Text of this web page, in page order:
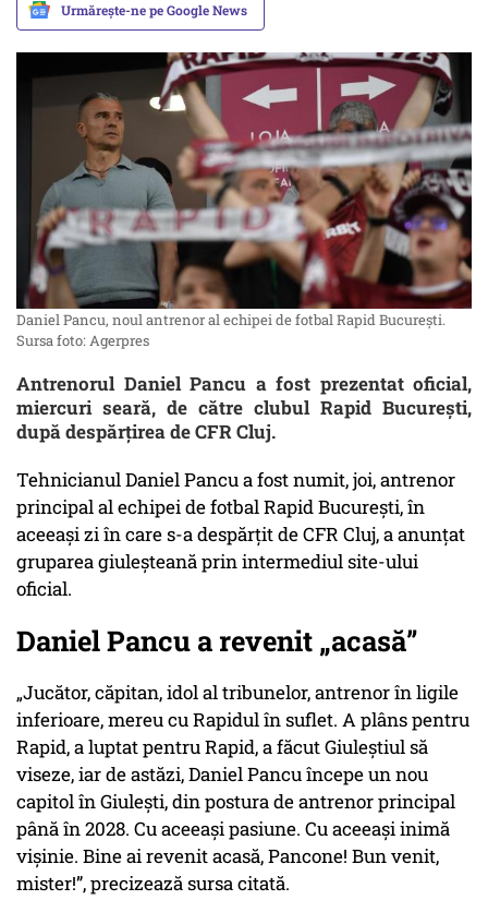
Urmărește-ne pe Google News
Daniel Pancu, noul antrenor al echipei de fotbal Rapid București.
Sursa foto: Agerpres
Antrenorul Daniel Pancu a fost prezentat oficial,
miercuri seară, de către clubul Rapid București,
după despărțirea de CFR Cluj.
Tehnicianul Daniel Pancu a fost numit, joi, antrenor
principal al echipei de fotbal Rapid Bucureşti, în
aceeaşi zi în care s-a despărţit de CFR Cluj, a anunţat
gruparea giuleşteană prin intermediul site-ului
oficial.
Daniel Pancu a revenit „acasă”
„Jucător, căpitan, idol al tribunelor, antrenor în ligile
inferioare, mereu cu Rapidul în suflet. A plâns pentru
Rapid, a luptat pentru Rapid, a făcut Giuleştiul să
viseze, iar de astăzi, Daniel Pancu începe un nou
capitol în Giuleşti, din postura de antrenor principal
până în 2028. Cu aceeaşi pasiune. Cu aceeaşi inimă
vişinie. Bine ai revenit acasă, Pancone! Bun venit,
mister!”, precizează sursa citată.